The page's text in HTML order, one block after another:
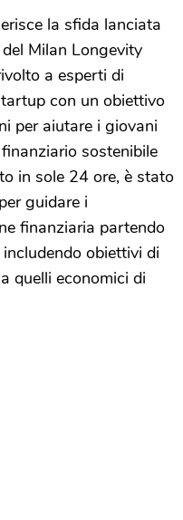
la sfida lanciata
Milan Longevity
a esperti di
con un obiettivo
per aiutare i giovani
sostenibile
in sole 24 ore, è stato
guidare i
finanziaria partendo
obiettivi di
quelli economici di